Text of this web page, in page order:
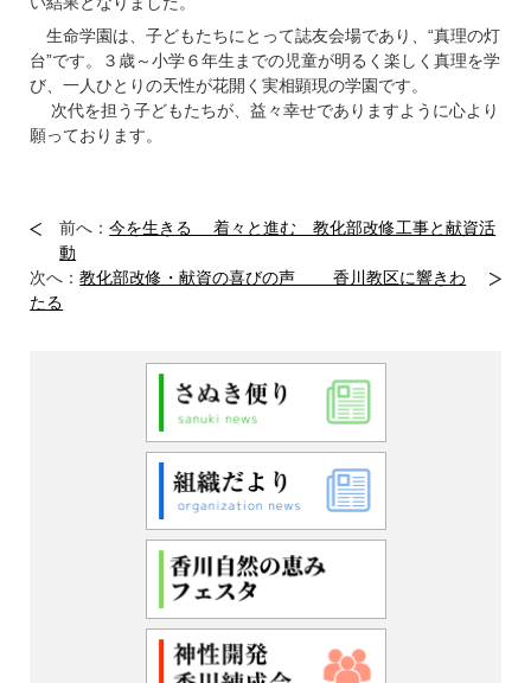
生命学園は、子どもたちにとって誌友会場であり、“真理の灯
台”です。３歳～小学６年生までの児童が明るく楽しく真理を学
び、一人ひとりの天性が花開く実相顕現の学園です。
次代を担う子どもたちが、益々幸せでありますように心より
願っております。
前へ：今を生きる 着々と進む 教化部改修工事と献資活
動
次へ：教化部改修・献資の喜びの声 香川教区に響きわ
たる